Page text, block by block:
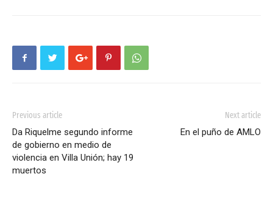
Previous article
Da Riquelme segundo informe
de gobierno en medio de
violencia en Villa Unión; hay 19
muertos
Next article
En el puño de AMLO